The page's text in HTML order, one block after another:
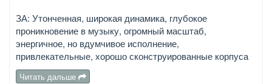
ЗА: Утонченная, широкая динамика, глубокое
проникновение в музыку, огромный масштаб,
энергичное, но вдумчивое исполнение,
привлекательные, хорошо сконструированные корпуса
Читать дальше